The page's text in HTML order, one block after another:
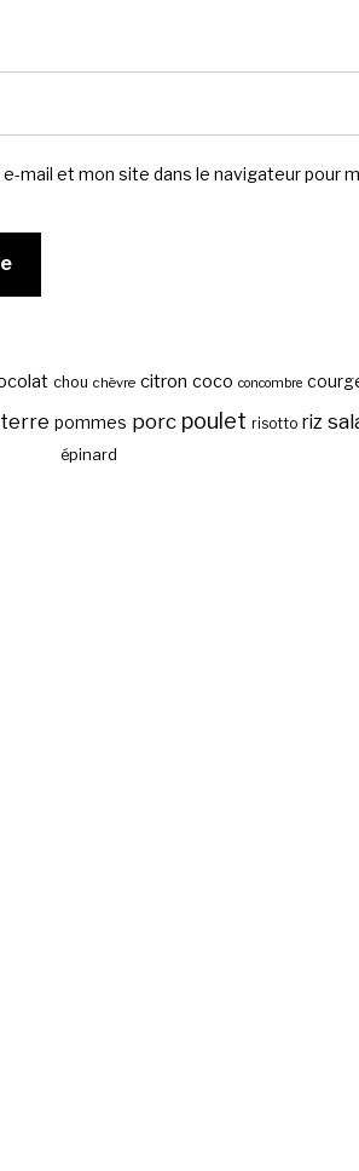
mail et mon site dans le navigateur pour
chou chèvre citron coco concombre
pommes porc poulet risotto riz
épinard